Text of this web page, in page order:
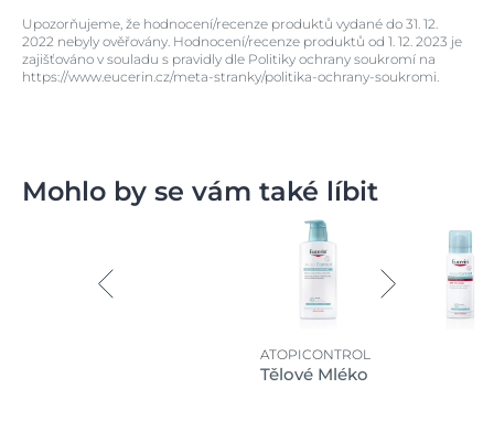
Upozorňujeme, že hodnocení/recenze produktů vydané do 31. 12.
2022 nebyly ověřovány. Hodnocení/recenze produktů od 1. 12. 2023 je
zajišťováno v souladu s pravidly dle Politiky ochrany soukromí na
https://www.eucerin.cz/meta-stranky/politika-ochrany-soukromi.
Mohlo by se vám také líbit
ATOPICONTROL
Tělové Mléko